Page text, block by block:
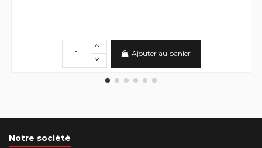
Ajouter au panier
Notre société